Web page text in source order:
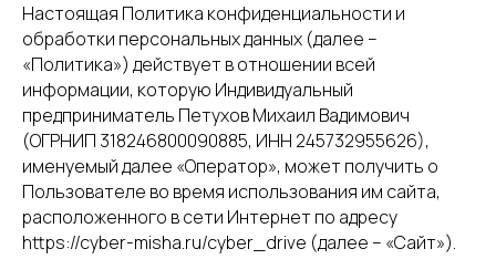
Настоящая Политика конфиденциальности и
обработки персональных данных (далее –
«Политика») действует в отношении всей
информации, которую Индивидуальный
предприниматель Петухов Михаил Вадимович
(ОГРНИП 318246800090885, ИНН 245732955626),
именуемый далее «Оператор», может получить о
Пользователе во время использования им сайта,
расположенного в сети Интернет по адресу
https://cyber-misha.ru/cyber_drive (далее – «Сайт»).